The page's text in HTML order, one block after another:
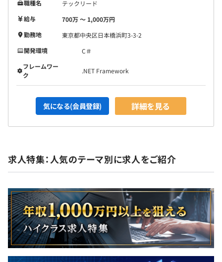
職種名
テックリード
給与
700万 〜 1,000万円
勤務地
東京都中央区日本橋浜町3-3-2
開発環境
C＃
フレームワー
ク
.NET Framework
気になる(会員登録) 詳細を見る
求人特集：人気のテーマ別に求人をご紹介